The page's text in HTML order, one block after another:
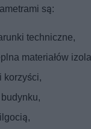
są:
techniczne,
materiałów
korzyści,